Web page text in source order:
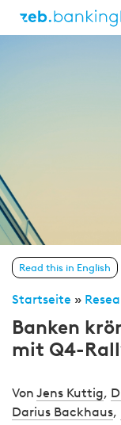
Read this in English
Startseite »
Banken
mit Q4-
Von Jens Kuttig,
Darius Backhaus,